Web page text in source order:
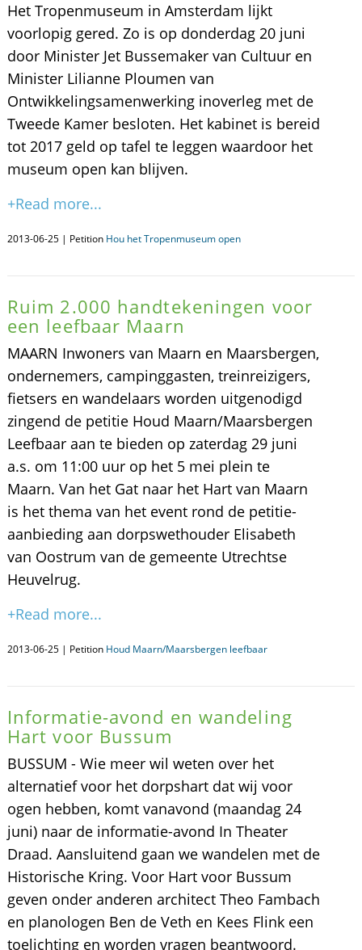
Het Tropenmuseum in Amsterdam lijkt
voorlopig gered. Zo is op donderdag 20 juni
door Minister Jet Bussemaker van Cultuur en
Minister Lilianne Ploumen van
Ontwikkelingsamenwerking inoverleg met de
Tweede Kamer besloten. Het kabinet is bereid
tot 2017 geld op tafel te leggen waardoor het
museum open kan blijven.
+Read more...
2013-06-25 | Petition Hou het Tropenmuseum open
Ruim 2.000 handtekeningen voor
een leefbaar Maarn
MAARN Inwoners van Maarn en Maarsbergen,
ondernemers, campinggasten, treinreizigers,
fietsers en wandelaars worden uitgenodigd
zingend de petitie Houd Maarn/Maarsbergen
Leefbaar aan te bieden op zaterdag 29 juni
a.s. om 11:00 uur op het 5 mei plein te
Maarn. Van het Gat naar het Hart van Maarn
is het thema van het event rond de petitie-
aanbieding aan dorpswethouder Elisabeth
van Oostrum van de gemeente Utrechtse
Heuvelrug.
+Read more...
2013-06-25 | Petition Houd Maarn/Maarsbergen leefbaar
Informatie-avond en wandeling
Hart voor Bussum
BUSSUM - Wie meer wil weten over het
alternatief voor het dorpshart dat wij voor
ogen hebben, komt vanavond (maandag 24
juni) naar de informatie-avond In Theater
Draad. Aansluitend gaan we wandelen met de
Historische Kring. Voor Hart voor Bussum
geven onder anderen architect Theo Fambach
en planologen Ben de Veth en Kees Flink een
toelichting en worden vragen beantwoord.